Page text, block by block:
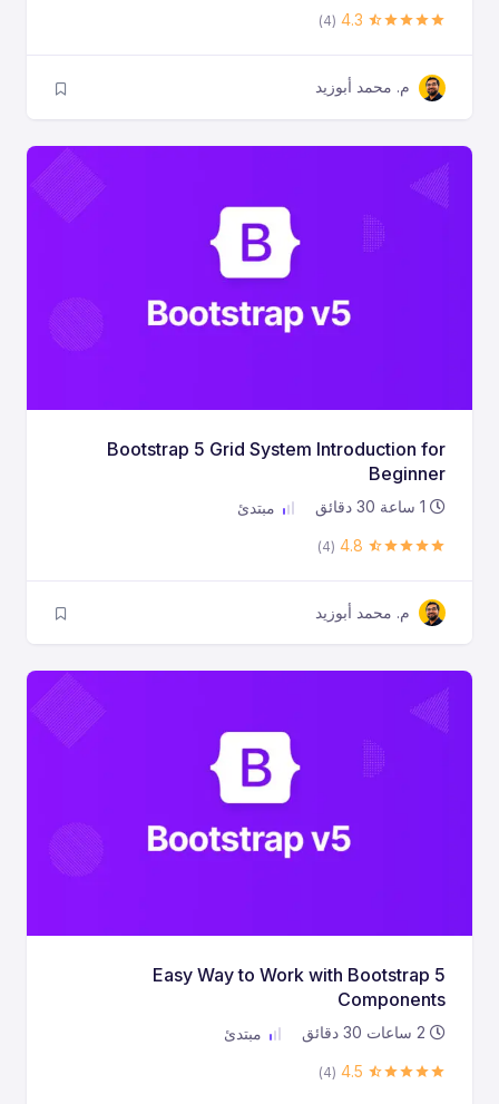
4.3
(4)
م. محمد أبوزيد
Bootstrap 5 Grid System Introduction for
Beginner
1 ساعة 30 دقائق
مبتدئ
4.8
(4)
م. محمد أبوزيد
Easy Way to Work with Bootstrap 5
Components
2 ساعات 30 دقائق
مبتدئ
4.5
(4)